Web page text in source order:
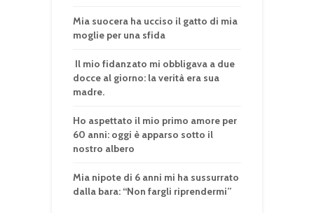
Mia suocera ha ucciso il gatto di mia
moglie per una sfida
Il mio fidanzato mi obbligava a due
docce al giorno: la verità era sua
madre.
Ho aspettato il mio primo amore per
60 anni: oggi è apparso sotto il
nostro albero
Mia nipote di 6 anni mi ha sussurrato
dalla bara: “Non fargli riprendermi”